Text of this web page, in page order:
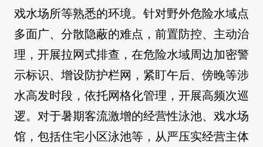
戏水场所等熟悉的环境。针对野外危险水域点
多面广、分散隐蔽的难点，前置防控、主动治
理，开展拉网式排查，在危险水域周边加密警
示标识、增设防护栏网，紧盯午后、傍晚等涉
水高发时段，依托网格化管理，开展高频次巡
逻。对于暑期客流激增的经营性泳池、戏水场
馆，包括住宅小区泳池等，从严压实经营主体